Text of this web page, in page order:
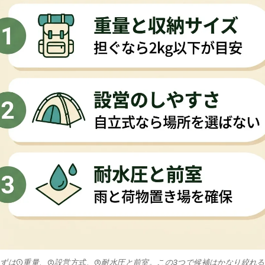
は①重量、②設営方式、③耐水圧と前室。この3つで候補はかなり絞れ